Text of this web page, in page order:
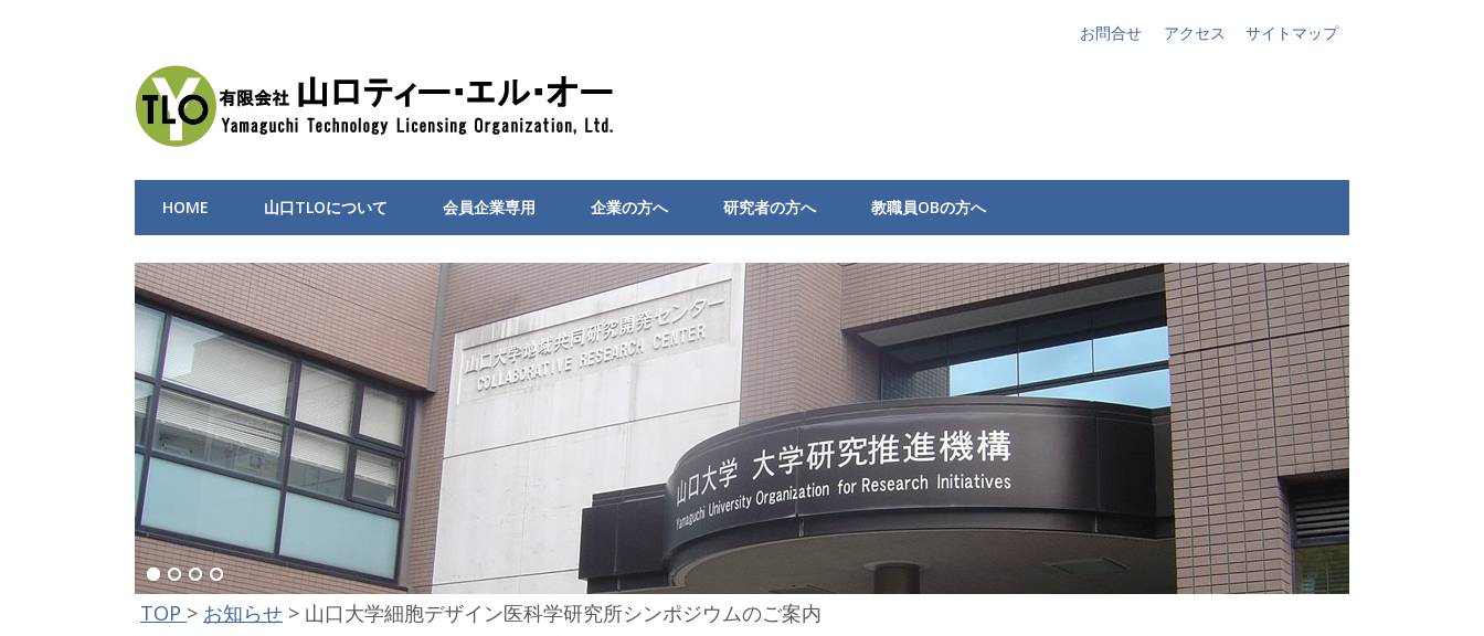
サイトマップ
アクセス
お問合せ
HOME 山口TLOについて 会員企業専用 企業の方へ 研究者の方へ 教職員OBの方へ
TOP > お知らせ > 山口大学細胞デザイン医科学研究所シンポジウムのご案内